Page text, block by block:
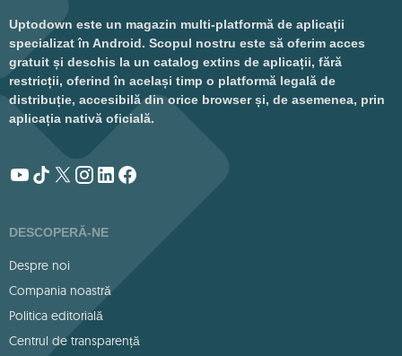
Uptodown este un magazin multi-platformă de aplicații
specializat în Android. Scopul nostru este să oferim acces
gratuit și deschis la un catalog extins de aplicații, fără
restricții, oferind în același timp o platformă legală de
distribuție, accesibilă din orice browser și, de asemenea, prin
aplicația nativă oficială.
DESCOPERĂ-NE
Despre noi
Compania noastră
Politica editorială
Centrul de transparență